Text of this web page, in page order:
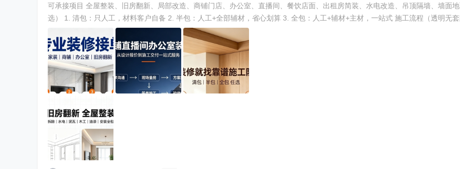
可承接项目 全屋整装、旧房翻新、局部改造、商铺门店、办公室、直播间、餐饮店面、出租房简装、水电改造、吊顶隔墙、墙面地面翻新。 服务模式（客户任
选） 1. 清包：只人工，材料客户自备 2. 半包：人工+全部辅材，省心划算 3. 全包：人工+辅材+主材，一站式 施工流程（透明无套路） 1. 免费上门量房、现场